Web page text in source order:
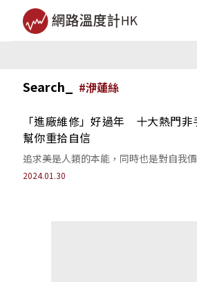
Search_ #洢蓮絲
「進廠維修」好過年 十大熱門
幫你重拾自信
追求美是人類的本能，同時也是對自我
2024.01.30